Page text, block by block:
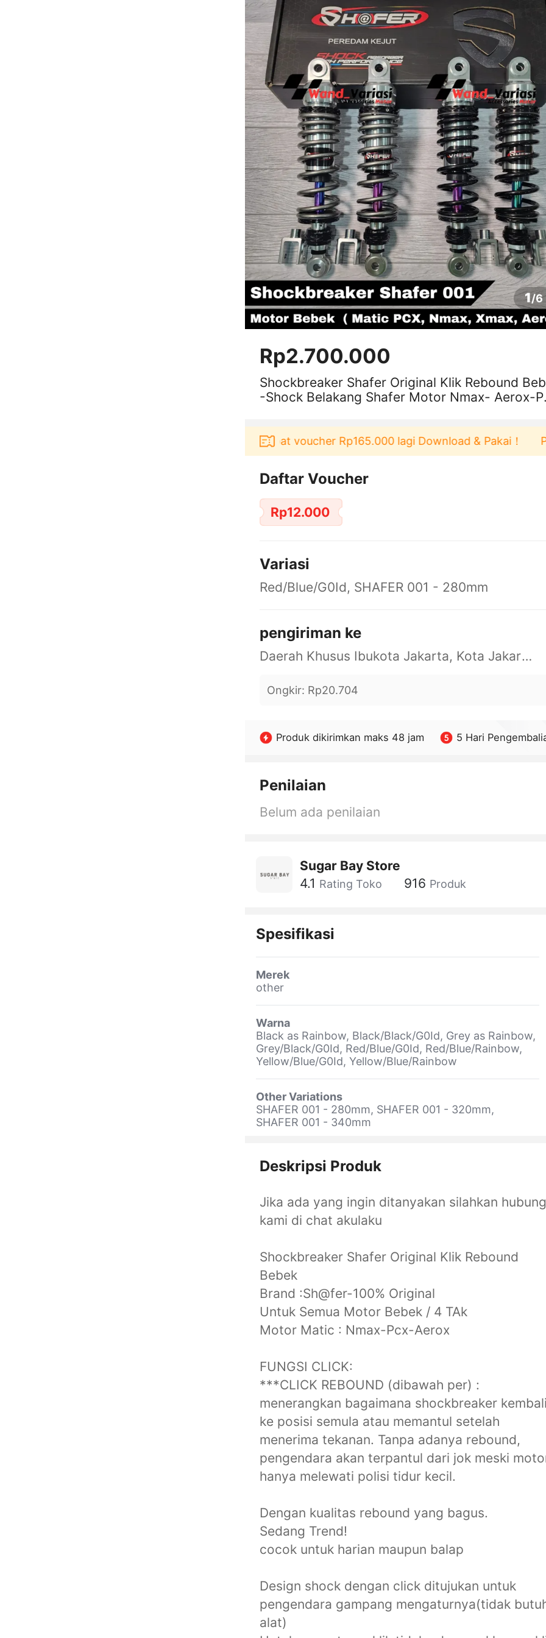
1/6
Rp2.700.000
Shockbreaker Shafer Original Klik Rebound
-Shock Belakang Shafer Motor Nmax- Aerox-
baru berbelanja di aplikasi Akulaku bisa dapat voucher Rp165.000 lagi Download & Pakai！
Daftar Voucher
Rp12.000
Variasi
Red/Blue/G0Id, SHAFER 001 - 280mm
pengiriman ke
Daerah Khusus Ibukota Jakarta, Kota Jakarta Barat, Cengkareng, yy
Ongkir: Rp20.704
Produk dikirimkan maks 48 jam 5 Hari
Penilaian
Belum ada penilaian
Sugar Bay Store
4.1 Rating Toko 916 Produk
Spesifikasi
Merek
other
Warna
Black as Rainbow, Black/Black/G0Id, Grey as Rainbow,
Grey/Black/G0Id, Red/Blue/G0Id, Red/Blue/Rainbow,
Yellow/Blue/G0Id, Yellow/Blue/Rainbow
Other Variations
SHAFER 001 - 280mm, SHAFER 001 - 320mm,
SHAFER 001 - 340mm
Deskripsi Produk
Jika ada yang ingin ditanyakan silahkan
kami di chat akulaku
Shockbreaker Shafer Original Klik Rebound
Bebek
Brand :Sh@fer-100% Original
Untuk Semua Motor Bebek / 4 TAk
Motor Matic : Nmax-Pcx-Aerox
FUNGSI CLICK:
***CLICK REBOUND (dibawah per) :
menerangkan bagaimana shockbreaker kembali
ke posisi semula atau memantul setelah
menerima tekanan. Tanpa adanya rebound,
pengendara akan terpantul dari jok meski
hanya melewati polisi tidur kecil.
Dengan kualitas rebound yang bagus.
Sedang Trend!
cocok untuk harian maupun balap
Design shock dengan click ditujukan untuk
pengendara gampang mengaturnya(tidak
alat)